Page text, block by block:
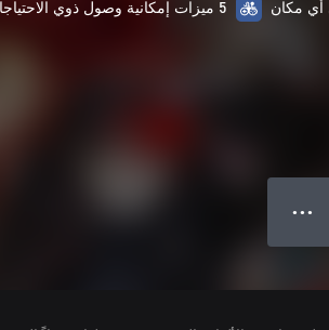
5 ميزات إمكانية وصول ذوي الاحتياجات الخاصة
● ● ●